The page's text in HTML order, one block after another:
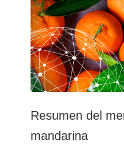
Resumen del
mandarina